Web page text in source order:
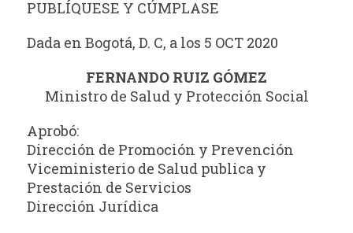
PUBLÍQUESE Y CÚMPLASE
Dada en Bogotá, D. C, a los 5 OCT 2020
FERNANDO RUIZ GÓMEZ
Ministro de Salud y Protección Social
Aprobó:
Dirección de Promoción y Prevención
Viceministerio de Salud publica y
Prestación de Servicios
Dirección Jurídica